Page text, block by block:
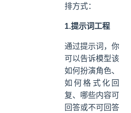
排方式：
1.提示词工程
通过提示词，你
可以告诉模型该
如何扮演角色、
如何格式化回
复、哪些内容可
回答或不可回答